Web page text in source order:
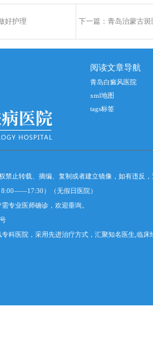
好护理 下一篇： 青岛治蒙古
阅读文章导航
青岛白癜风医院
xml地图
tags标签
禁止转载、摘编、复制或者建立镜像，如有违反
）（无假日医院）
专业医师确诊，欢迎垂询。
科医院，采用先进治疗方式，汇聚知名医生,临床